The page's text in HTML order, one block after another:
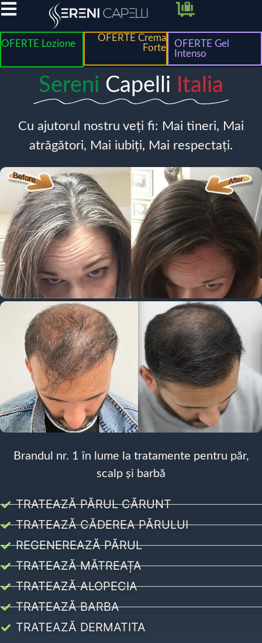
OFERTE Lozione
OFERTE Crema
Forte
OFERTE Gel
Intenso
Sereni Capelli Italia
Cu ajutorul nostru veți fi: Mai tineri, Mai
atrăgători, Mai iubiți, Mai respectați.
Brandul nr. 1 în lume la tratamente pentru păr,
scalp și barbă
TRATEAZĂ PĂRUL CĂRUNT
TRATEAZĂ CĂDEREA PĂRULUI
REGENEREAZĂ PĂRUL
TRATEAZĂ MĂTREAȚA
TRATEAZĂ ALOPECIA
TRATEAZĂ BARBA
TRATEAZĂ DERMATITA